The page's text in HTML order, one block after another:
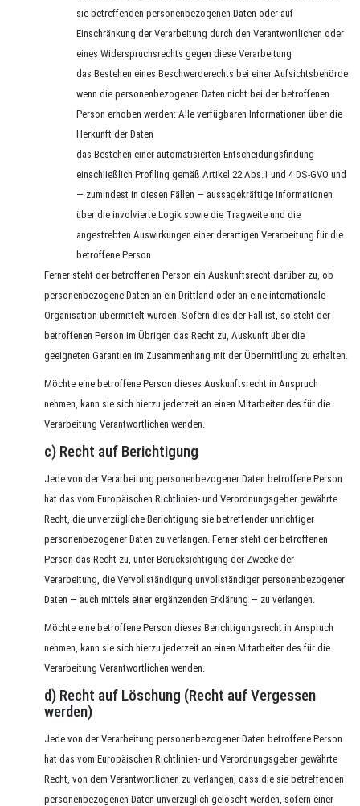
sie betreffenden personenbezogenen Daten oder auf
Einschränkung der Verarbeitung durch den Verantwortlichen oder
eines Widerspruchsrechts gegen diese Verarbeitung
das Bestehen eines Beschwerderechts bei einer Aufsichtsbehörde
wenn die personenbezogenen Daten nicht bei der betroffenen
Person erhoben werden: Alle verfügbaren Informationen über die
Herkunft der Daten
das Bestehen einer automatisierten Entscheidungsfindung
einschließlich Profiling gemäß Artikel 22 Abs.1 und 4 DS-GVO und
— zumindest in diesen Fällen — aussagekräftige Informationen
über die involvierte Logik sowie die Tragweite und die
angestrebten Auswirkungen einer derartigen Verarbeitung für die
betroffene Person
Ferner steht der betroffenen Person ein Auskunftsrecht darüber zu, ob
personenbezogene Daten an ein Drittland oder an eine internationale
Organisation übermittelt wurden. Sofern dies der Fall ist, so steht der
betroffenen Person im Übrigen das Recht zu, Auskunft über die
geeigneten Garantien im Zusammenhang mit der Übermittlung zu erhalten.
Möchte eine betroffene Person dieses Auskunftsrecht in Anspruch
nehmen, kann sie sich hierzu jederzeit an einen Mitarbeiter des für die
Verarbeitung Verantwortlichen wenden.
c) Recht auf Berichtigung
Jede von der Verarbeitung personenbezogener Daten betroffene Person
hat das vom Europäischen Richtlinien- und Verordnungsgeber gewährte
Recht, die unverzügliche Berichtigung sie betreffender unrichtiger
personenbezogener Daten zu verlangen. Ferner steht der betroffenen
Person das Recht zu, unter Berücksichtigung der Zwecke der
Verarbeitung, die Vervollständigung unvollständiger personenbezogener
Daten — auch mittels einer ergänzenden Erklärung — zu verlangen.
Möchte eine betroffene Person dieses Berichtigungsrecht in Anspruch
nehmen, kann sie sich hierzu jederzeit an einen Mitarbeiter des für die
Verarbeitung Verantwortlichen wenden.
d) Recht auf Löschung (Recht auf Vergessen
werden)
Jede von der Verarbeitung personenbezogener Daten betroffene Person
hat das vom Europäischen Richtlinien- und Verordnungsgeber gewährte
Recht, von dem Verantwortlichen zu verlangen, dass die sie betreffenden
personenbezogenen Daten unverzüglich gelöscht werden, sofern einer